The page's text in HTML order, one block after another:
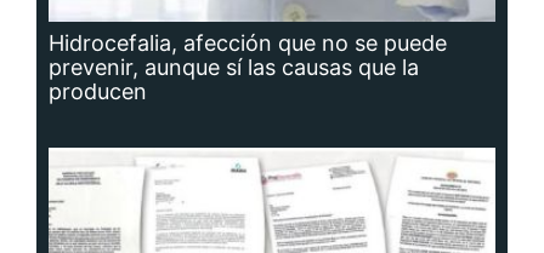
Hidrocefalia, afección que no se puede
prevenir, aunque sí las causas que la
producen